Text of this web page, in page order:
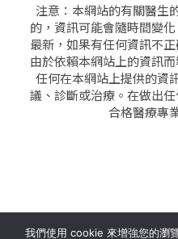
注意：本網站的有關醫生
的，資訊可能會隨時間變
最新，如果有任何資訊不
由於依賴本網站上的資訊
任何在本網站上提供的資
議、診斷或治療。在做出
合格醫療專
seo公司|sem公司|網頁設
我們使用 cookie 來增強您的瀏